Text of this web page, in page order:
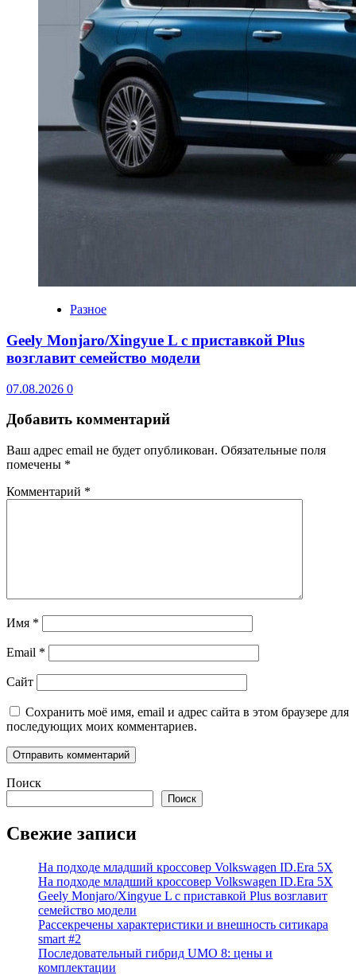
Разное
Geely Monjaro/Xingyue L с приставкой Plus
возглавит семейство модели
07.08.2026 0
Добавить комментарий
Ваш адрес email не будет опубликован. Обязательные поля
помечены *
Комментарий *
Имя *
Email *
Сайт
Сохранить моё имя, email и адрес сайта в этом браузере для
последующих моих комментариев.
Поиск
Поиск
Свежие записи
На подходе младший кроссовер Volkswagen ID.Era 5X
На подходе младший кроссовер Volkswagen ID.Era 5X
Geely Monjaro/Xingyue L с приставкой Plus возглавит
семейство модели
Рассекречены характеристики и внешность ситикара
smart #2
Последовательный гибрид UMO 8: цены и
комплектации